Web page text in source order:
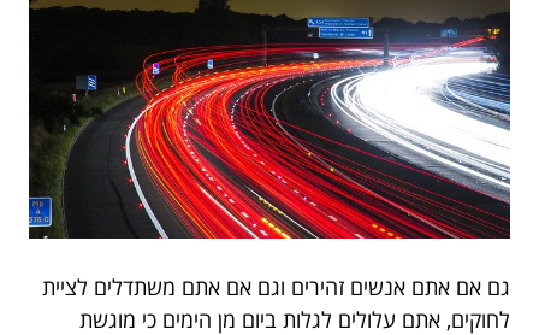
גם אם אתם אנשים זהירים וגם אם אתם משתדלים לציית
לחוקים, אתם עלולים לגלות ביום מן הימים כי מוגשת